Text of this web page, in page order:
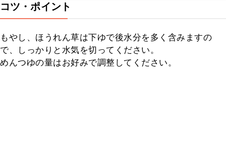
コツ・ポイント
もやし、ほうれん草は下ゆで後水分を多く含みますの
で、しっかりと水気を切ってください。
めんつゆの量はお好みで調整してください。